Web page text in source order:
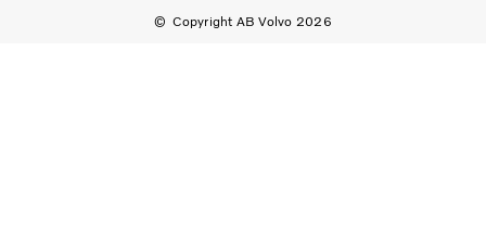
Copyright AB Volvo 2026